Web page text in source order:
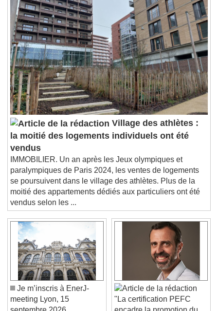
1x
Playback Rate
Chapters
Chapters
Descriptions
descriptions off, selected
Subtitles
subtitles settings, opens subtitles
settings dialog
subtitles off, selected
Audio Track
Picture-in-Picture
Fullscreen
This is a modal window.
Beginning of dialog window. Escape will cancel
and close the window.
Text
Text Background
Color Opacity
Caption Area Background
Color
Village des athlètes :
la moitié des logements individuels ont été
vendus
IMMOBILIER. Un an après les Jeux olympiques et
paralympiques de Paris 2024, les ventes de logements
se poursuivent dans le village des athlètes. Plus de la
moitié des appartements dédiés aux particuliers ont été
vendus selon les ...
Je m’inscris à EnerJ-
meeting Lyon, 15
"La certification PEFC